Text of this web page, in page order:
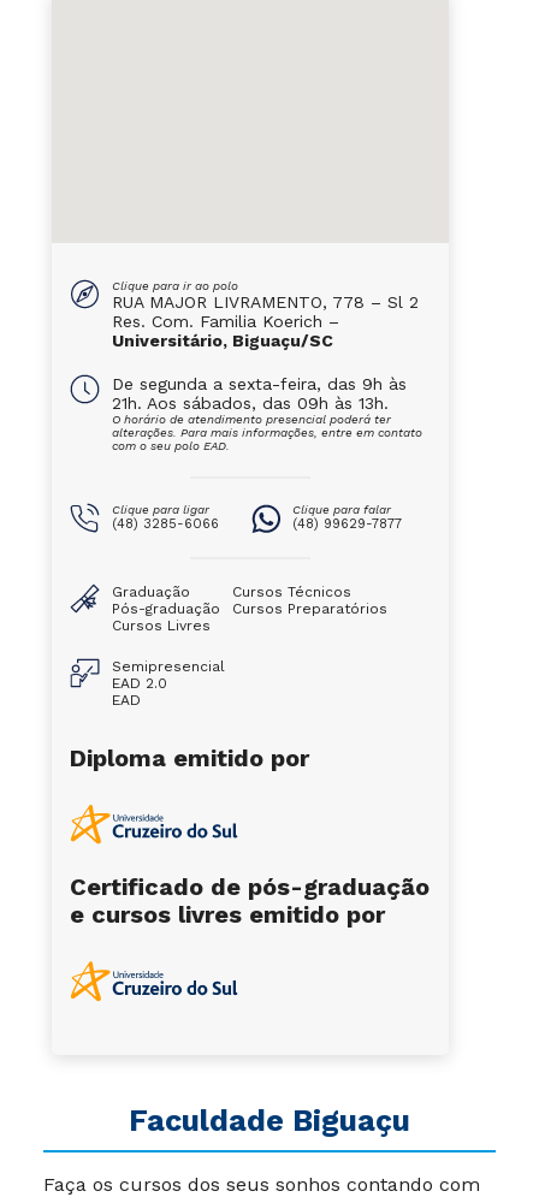
Faculdade Biguaçu
Faça os cursos dos seus sonhos contando com
Clique para ir ao polo
RUA MAJOR LIVRAMENTO, 778 – Sl 2
Res. Com. Familia Koerich –
Universitário, Biguaçu/SC
De segunda a sexta-feira, das 9h às
21h. Aos sábados, das 09h às 13h.
O horário de atendimento presencial poderá ter
alterações. Para mais informações, entre em contato
com o seu polo EAD.
Clique para ligar
(48) 3285-6066
Clique para falar
(48) 99629-7877
Graduação
Pós-graduação
Cursos Livres
Cursos Técnicos
Cursos Preparatórios
Semipresencial
EAD 2.0
EAD
Diploma emitido por
Certificado de pós-graduação
e cursos livres emitido por